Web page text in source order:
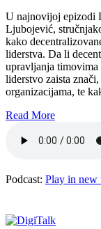
U najnovijoj epizodi
Ljubojević,
kako
liderstva. Da li
upravljanja timovima
liderstvo zaista
organizacijama, te
Read More
Podcast: Play in